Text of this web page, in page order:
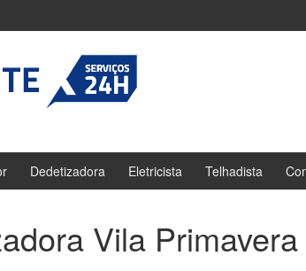
Dedetizadora Eletricista Telhadista
Vila Primavera